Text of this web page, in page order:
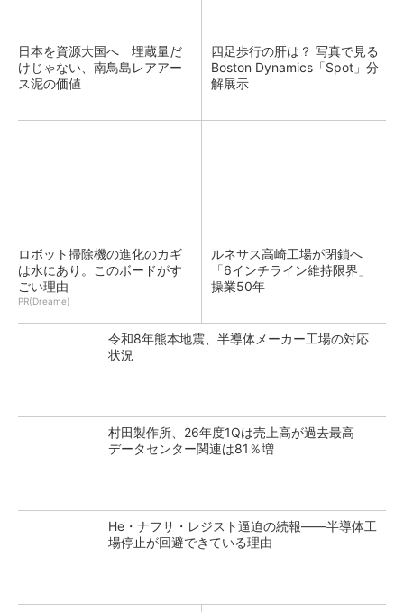
日本を資源大国へ 埋蔵量だ
けじゃない、南鳥島レアアー
ス泥の価値
四足歩行の肝は？ 写真で見る
Boston Dynamics「Spot」分
解展示
ロボット掃除機の進化のカギ
は水にあり。このボードがす
ごい理由
PR(Dreame)
ルネサス高崎工場が閉鎖へ
「6インチライン維持限界」
操業50年
令和8年熊本地震、半導体メーカー工場の対応
状況
村田製作所、26年度1Qは売上高が過去最高
データセンター関連は81％増
He・ナフサ・レジスト逼迫の続報――半導体工
場停止が回避できている理由